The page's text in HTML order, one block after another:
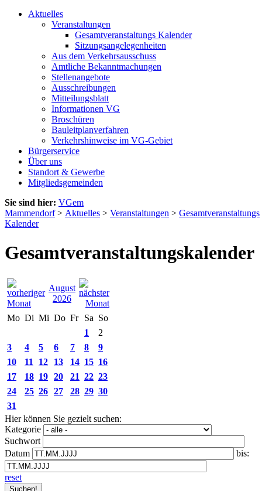
Aktuelles
Veranstaltungen
Gesamtveranstaltungs Kalender
Sitzungsangelegenheiten
Aus dem Verkehrsausschuss
Amtliche Bekanntmachungen
Stellenangebote
Ausschreibungen
Mitteilungsblatt
Informationen VG
Broschüren
Bauleitplanverfahren
Verkehrshinweise im VG-Gebiet
Bürgerservice
Über uns
Standort & Gewerbe
Mitgliedsgemeinden
Sie sind hier: VGem
Mammendorf> Aktuelles > Veranstaltungen > Gesamtveranstaltungs
Kalender
Gesamtveranstaltungskalender
August
2026
Mo Di Mi Do Fr Sa So
1
2
3
4 5 6 7 8
9
10
11 12 13 14 15 16
17
18 19 20 21 22 23
24
25 26 27 28 29 30
31
Hier können Sie gezielt suchen:
Kategorie
Suchwort
Datum
bis:
reset